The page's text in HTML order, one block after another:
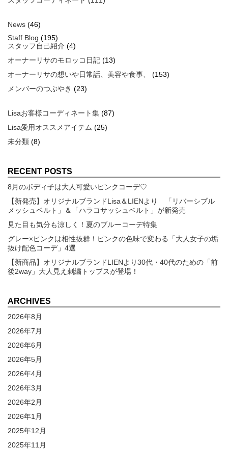
News (46)
Staff Blog (195)
スタッフ自己紹介 (4)
オーナーリサのモロッコ日記 (13)
オーナーリサの想いや日常話、美容や食事、
(153)
メンバーのつぶやき (23)
Lisaお客様コーディネート集 (87)
Lisa愛用オススメアイテム (25)
未分類 (8)
RECENT POSTS
8月のボディ子は大人可愛いピンクコーデ♡
【新発売】オリジナルブランドLisa＆LIENより 「リバーシブル
メッシュベルト」＆「ハラコサッシュベルト」が新発売
見た目も気分も涼しく！夏のブルーコーデ特集
グレー×ピンクは相性抜群！ピンクの色味で変わる「大人女子の垢
抜け配色コーデ」4選
【新商品】オリジナルブランドLIENより30代・40代のための「前
後2way」大人見え刺繍トップスが登場！
ARCHIVES
2026年8月
2026年7月
2026年6月
2026年5月
2026年4月
2026年3月
2026年2月
2026年1月
2025年12月
2025年11月